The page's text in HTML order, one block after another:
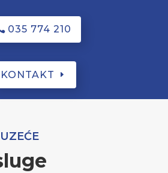
035 774 210
KONTAKT